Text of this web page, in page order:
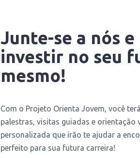
Junte-se a nós e
investir no seu
mesmo!
Com o Projeto Orienta Jovem, você
palestras, visitas guiadas e orientação
personalizada que irão te ajudar a
perfeito para sua futura carreira!